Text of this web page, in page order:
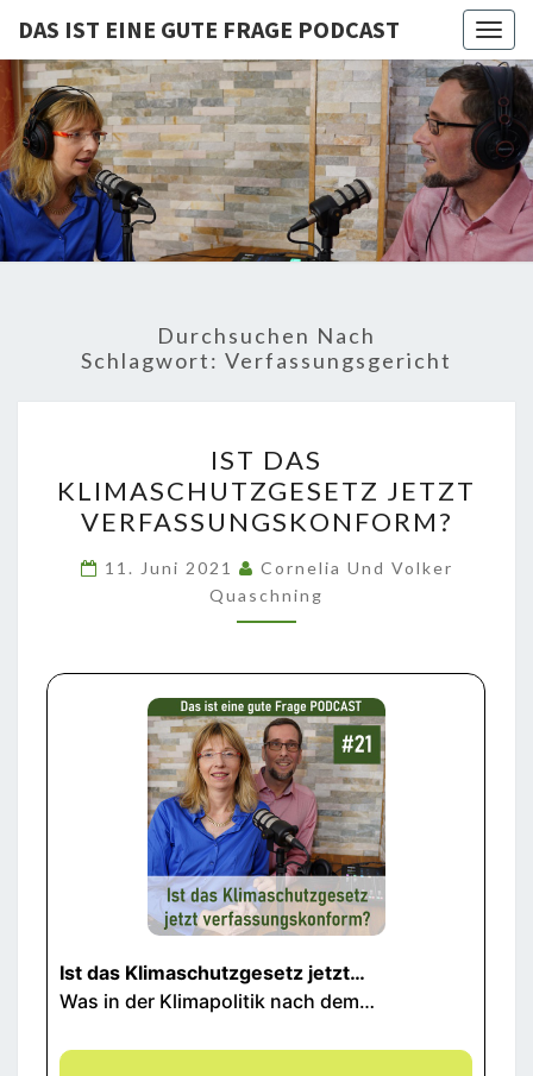
DAS IST EINE GUTE FRAGE PODCAST
DAS IST
EINE
GUTE
FRAGE
PODCAST
Von Cornelia Und
Volker
Quaschning – Der
Podcast Zur
Klimakrise Und
Energierevolution
Energiewende-
Fakten Und
Hintergründe
Durchsuchen Nach
Schlagwort: Verfassungsgericht
DAS
KLIMASCHUTZGESETZ
JETZT
VERFASSUNGSKONFORM?
IST DAS
KLIMASCHUTZGESETZ JETZT
VERFASSUNGSKONFORM?
11. Juni 2021
Cornelia Und Volker
Quaschning